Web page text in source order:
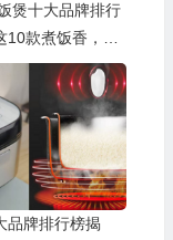
煲十大品牌排行
款煮饭香，智
品牌排行榜揭
🎁